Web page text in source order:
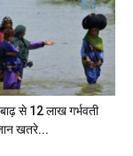
से 12 लाख गर्भवती
खतरे...